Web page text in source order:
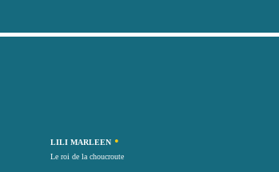
LILI MARLEEN •
Le roi de la choucroute